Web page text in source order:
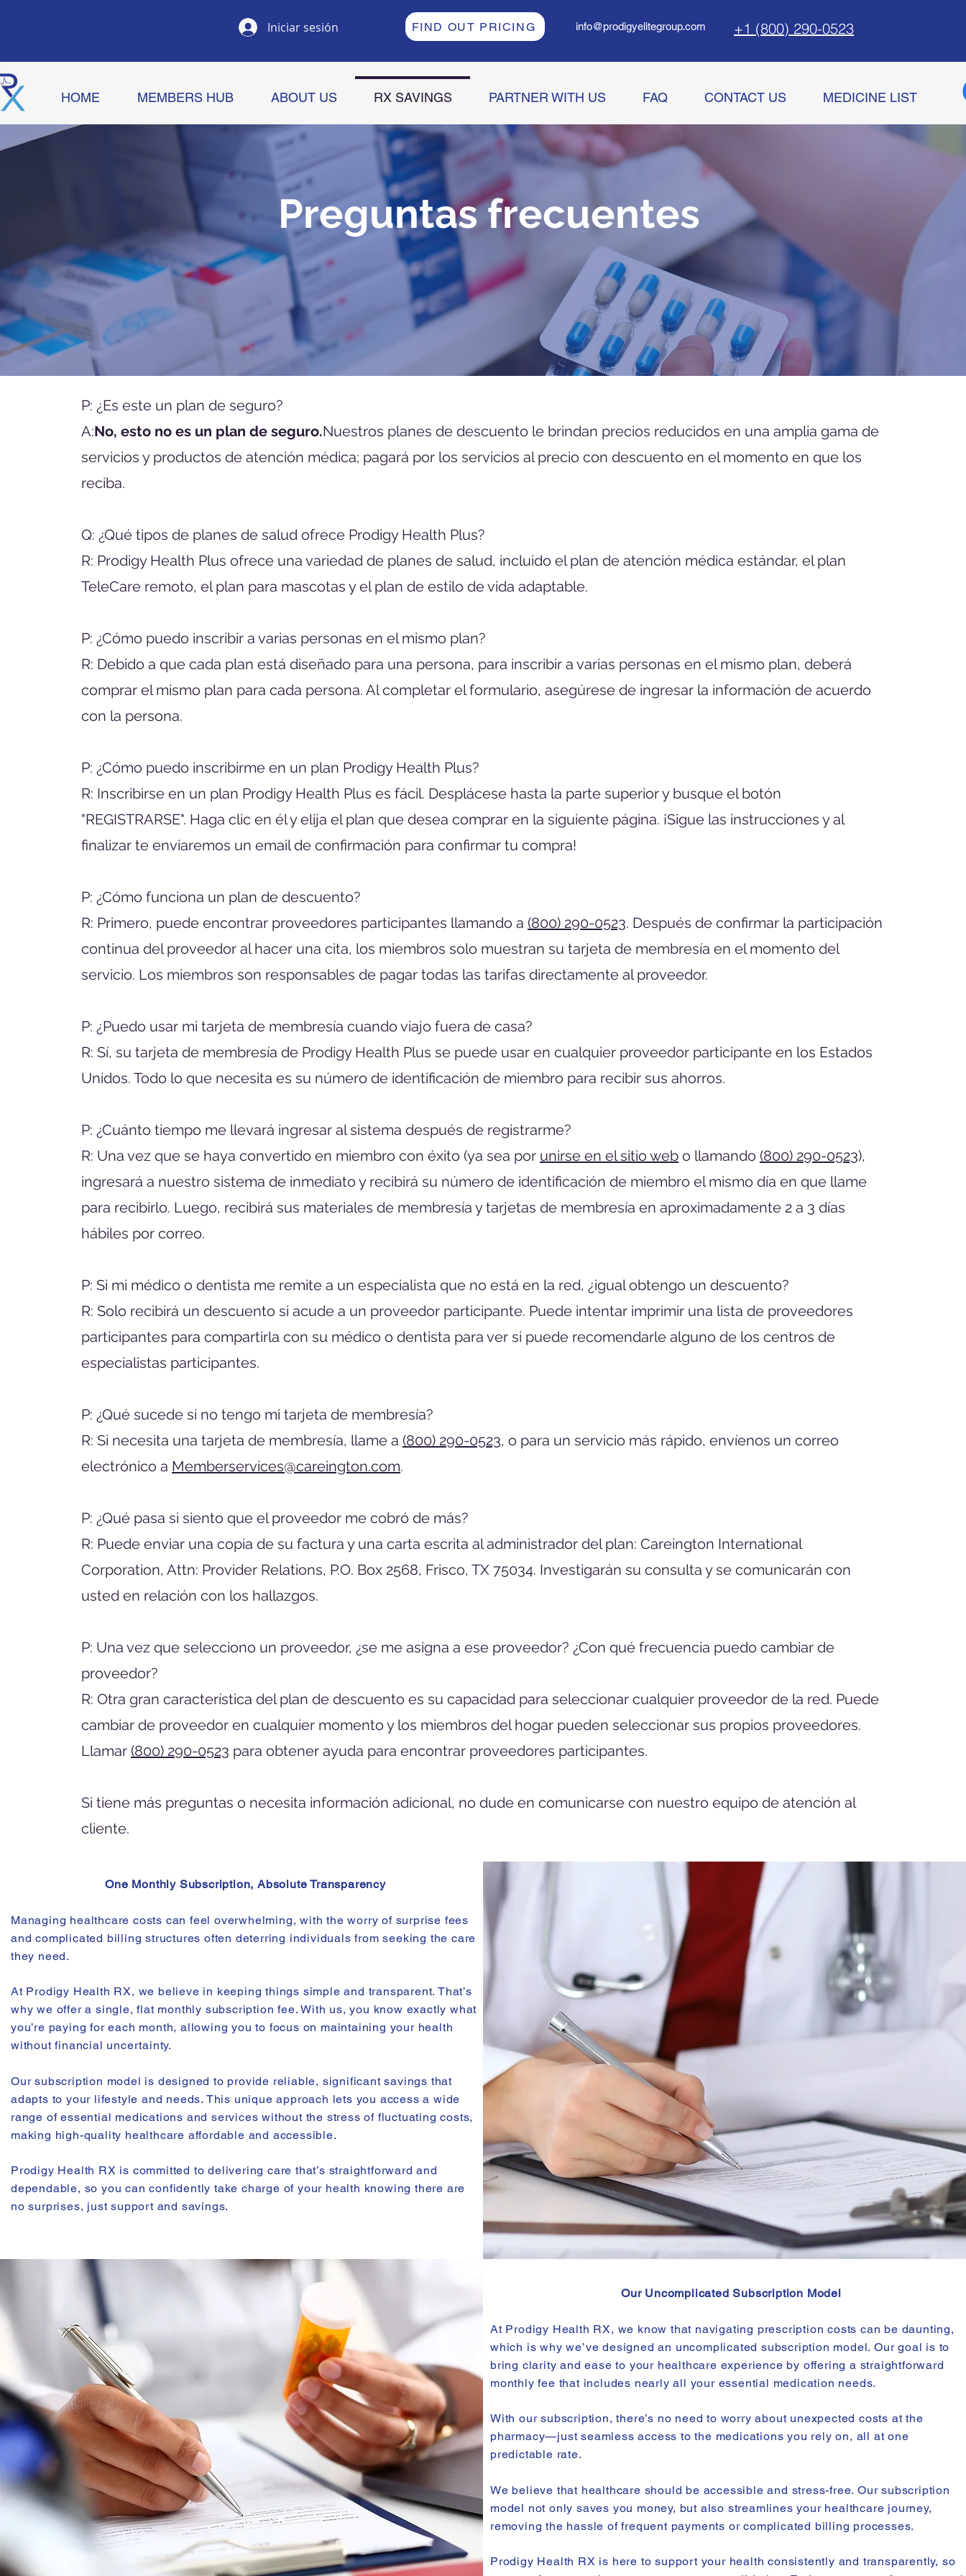
Iniciar sesión FIND OUT PRICING info@prodigyelitegroup.com +1 (800) 290-0523
HOME MEMBERS HUB ABOUT US RX SAVINGS PARTNER WITH US FAQ CONTACT US MEDICINE LIST
Preguntas frecuentes
​P: ¿Es este un plan de seguro?
A:No, esto no es un plan de seguro.Nuestros planes de descuento le brindan precios reducidos en una amplia gama de
servicios y productos de atención médica; pagará por los servicios al precio con descuento en el momento en que los
reciba.
Q:​ ¿Qué tipos de planes de salud ofrece Prodigy Health Plus?
R: Prodigy Health Plus ofrece una variedad de planes de salud, incluido el plan de atención médica estándar, el plan
TeleCare remoto, el plan para mascotas y el plan de estilo de vida adaptable.
P: ¿Cómo puedo inscribir a varias personas en el mismo plan?
R: Debido a que cada plan está diseñado para una persona, para inscribir a varias personas en el mismo plan, deberá
comprar el mismo plan para cada persona. Al completar el formulario, asegúrese de ingresar la información de acuerdo
con la persona.
P: ¿Cómo puedo inscribirme en un plan Prodigy Health Plus?
R: Inscribirse en un plan Prodigy Health Plus es fácil. Desplácese hasta la parte superior y busque el botón
"REGISTRARSE". Haga clic en él y elija el plan que desea comprar en la siguiente página. ¡Sigue las instrucciones y al
finalizar te enviaremos un email de confirmación para confirmar tu compra!
P: ¿Cómo funciona un plan de descuento?
R: Primero, puede encontrar proveedores participantes llamando a (800) 290-0523. Después de confirmar la participación
continua del proveedor al hacer una cita, los miembros solo muestran su tarjeta de membresía en el momento del
servicio. Los miembros son responsables de pagar todas las tarifas directamente al proveedor.
P: ¿Puedo usar mi tarjeta de membresía cuando viajo fuera de casa?
R: Sí, su tarjeta de membresía de Prodigy Health Plus se puede usar en cualquier proveedor participante en los Estados
Unidos. Todo lo que necesita es su número de identificación de miembro para recibir sus ahorros.
P: ¿Cuánto tiempo me llevará ingresar al sistema después de registrarme?
R: Una vez que se haya convertido en miembro con éxito (ya sea por unirse en el sitio web o llamando (800) 290-0523),
ingresará a nuestro sistema de inmediato y recibirá su número de identificación de miembro el mismo día en que llame
para recibirlo. Luego, recibirá sus materiales de membresía y tarjetas de membresía en aproximadamente 2 a 3 días
hábiles por correo.
P: Si mi médico o dentista me remite a un especialista que no está en la red, ¿igual obtengo un descuento?
R: Solo recibirá un descuento si acude a un proveedor participante. Puede intentar imprimir una lista de proveedores
participantes para compartirla con su médico o dentista para ver si puede recomendarle alguno de los centros de
especialistas participantes.
P: ¿Qué sucede si no tengo mi tarjeta de membresía?
R: Si necesita una tarjeta de membresía, llame a (800) 290-0523, o para un servicio más rápido, envíenos un correo
electrónico a Memberservices@careington.com.
P: ¿Qué pasa si siento que el proveedor me cobró de más?
R: Puede enviar una copia de su factura y una carta escrita al administrador del plan: Careington International
Corporation, Attn: Provider Relations, P.O. Box 2568, Frisco, TX 75034. Investigarán su consulta y se comunicarán con
usted en relación con los hallazgos.
P: Una vez que selecciono un proveedor, ¿se me asigna a ese proveedor? ¿Con qué frecuencia puedo cambiar de
proveedor?
R: Otra gran característica del plan de descuento es su capacidad para seleccionar cualquier proveedor de la red. Puede
cambiar de proveedor en cualquier momento y los miembros del hogar pueden seleccionar sus propios proveedores.
Llamar (800) 290-0523 para obtener ayuda para encontrar proveedores participantes.
Si tiene más preguntas o necesita información adicional, no dude en comunicarse con nuestro equipo de atención al
cliente.
One Monthly Subscription, Absolute Transparency
Managing healthcare costs can feel overwhelming, with the worry of surprise fees
and complicated billing structures often deterring individuals from seeking the care
they need.
At Prodigy Health RX, we believe in keeping things simple and transparent. That’s
why we offer a single, flat monthly subscription fee. With us, you know exactly what
you’re paying for each month, allowing you to focus on maintaining your health
without financial uncertainty.
Our subscription model is designed to provide reliable, significant savings that
adapts to your lifestyle and needs. This unique approach lets you access a wide
range of essential medications and services without the stress of fluctuating costs,
making high-quality healthcare affordable and accessible.
Prodigy Health RX is committed to delivering care that’s straightforward and
dependable, so you can confidently take charge of your health knowing there are
no surprises, just support and savings.
Our Uncomplicated Subscription Model
At Prodigy Health RX, we know that navigating prescription costs can be daunting,
which is why we’ve designed an uncomplicated subscription model. Our goal is to
bring clarity and ease to your healthcare experience by offering a straightforward
monthly fee that includes nearly all your essential medication needs.
With our subscription, there’s no need to worry about unexpected costs at the
pharmacy—just seamless access to the medications you rely on, all at one
predictable rate.
We believe that healthcare should be accessible and stress-free. Our subscription
model not only saves you money, but also streamlines your healthcare journey,
removing the hassle of frequent payments or complicated billing processes.
Prodigy Health RX is here to support your health consistently and transparently, so